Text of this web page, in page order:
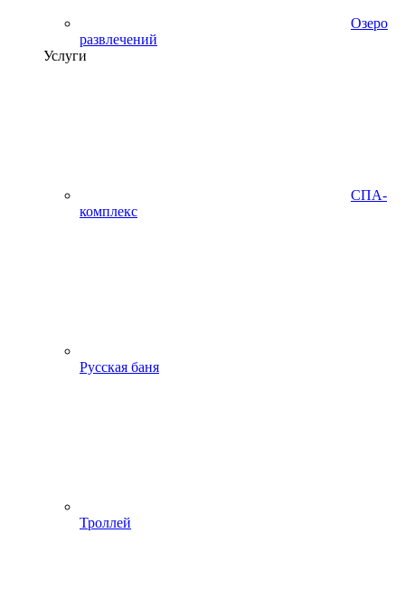
Озеро
развлечений
Услуги
СПА-
комплекс
Русская баня
Троллей